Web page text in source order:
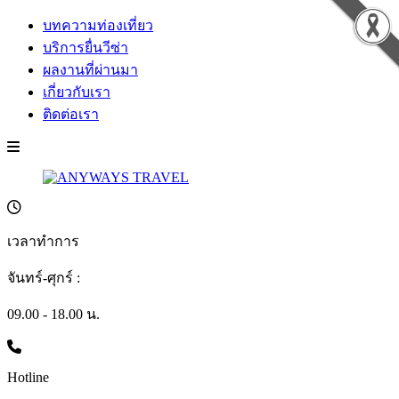
บทความท่องเที่ยว
บริการยื่นวีซ่า
ผลงานที่ผ่านมา
เกี่ยวกับเรา
ติดต่อเรา
เวลาทำการ
จันทร์-ศุกร์ :
09.00 - 18.00 น.
Hotline